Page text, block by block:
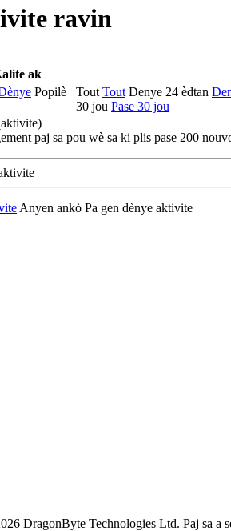
ravin
ak
Popilè
Tout Tout Denye 24 èdtan
30 jou Pase 30 jou
)
paj sa pou wè sa ki plis pase 200
Anyen ankò Pa gen dènye aktivite
DragonByte Technologies Ltd. Paj sa a